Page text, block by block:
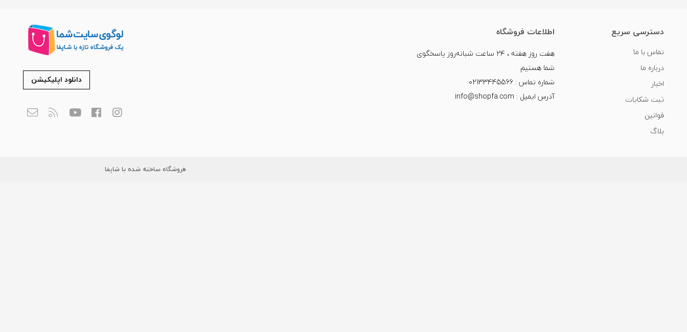
دسترسی سریع
تماس با ما
درباره ما
اخبار
ثبت شکایات
قوانین
بلاگ
اطلاعات فروشگاه
هفت روز هفته ، ۲۴ ساعت شبانه‌روز پاسخگوی
شما هستیم
شماره تماس : 02133445566
آدرس ایمیل : info@shopfa.com
دانلود اپلیکیشن
فروشگاه ساخته شده با شاپفا